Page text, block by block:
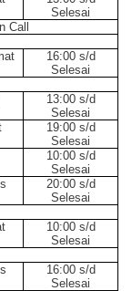
Selesai
Call
16:00 s/d
Selesai
13:00 s/d
Selesai
19:00 s/d
Selesai
10:00 s/d
Selesai
20:00 s/d
Selesai
10:00 s/d
Selesai
16:00 s/d
Selesai